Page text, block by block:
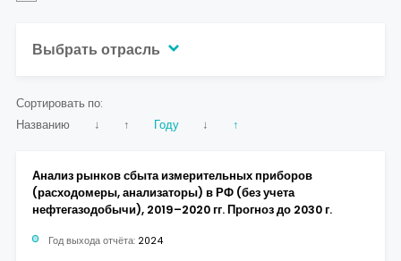
Сортировать по:
Названию
↓ ↑ Году ↓ ↑
Анализ рынков сбыта измерительных приборов
(расходомеры, анализаторы) в РФ (без учета
нефтегазодобычи), 2019–2020 гг. Прогноз до 2030 г.
Год выхода отчёта: 2024
Выбрать отрасль